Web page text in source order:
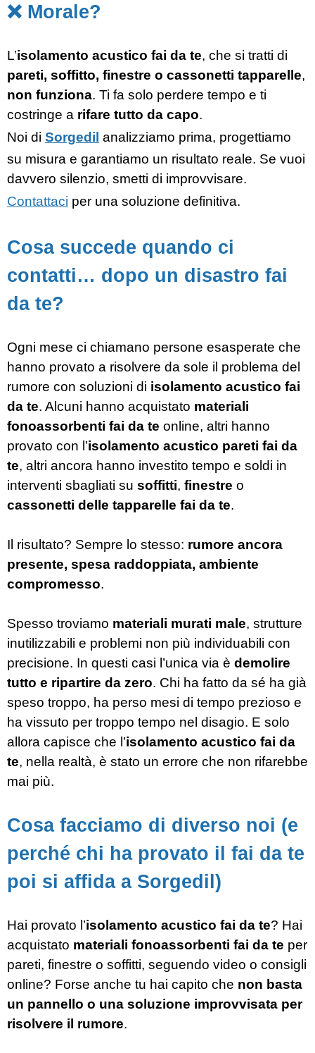
❌ Morale?
L’isolamento acustico fai da te, che si tratti di
pareti, soffitto, finestre o cassonetti tapparelle,
non funziona. Ti fa solo perdere tempo e ti
costringe a rifare tutto da capo.
Noi di Sorgedil analizziamo prima, progettiamo
su misura e garantiamo un risultato reale. Se vuoi
davvero silenzio, smetti di improvvisare.
Contattaci per una soluzione definitiva.
Cosa succede quando ci
contatti… dopo un disastro fai
da te?
Ogni mese ci chiamano persone esasperate che
hanno provato a risolvere da sole il problema del
rumore con soluzioni di isolamento acustico fai
da te. Alcuni hanno acquistato materiali
fonoassorbenti fai da te online, altri hanno
provato con l’isolamento acustico pareti fai da
te, altri ancora hanno investito tempo e soldi in
interventi sbagliati su soffitti, finestre o
cassonetti delle tapparelle fai da te.
Il risultato? Sempre lo stesso: rumore ancora
presente, spesa raddoppiata, ambiente
compromesso.
Spesso troviamo materiali murati male, strutture
inutilizzabili e problemi non più individuabili con
precisione. In questi casi l’unica via è demolire
tutto e ripartire da zero. Chi ha fatto da sé ha già
speso troppo, ha perso mesi di tempo prezioso e
ha vissuto per troppo tempo nel disagio. E solo
allora capisce che l’isolamento acustico fai da
te, nella realtà, è stato un errore che non rifarebbe
mai più.
Cosa facciamo di diverso noi (e
perché chi ha provato il fai da te
poi si affida a Sorgedil)
Hai provato l’isolamento acustico fai da te? Hai
acquistato materiali fonoassorbenti fai da te per
pareti, finestre o soffitti, seguendo video o consigli
online? Forse anche tu hai capito che non basta
un pannello o una soluzione improvvisata per
risolvere il rumore.